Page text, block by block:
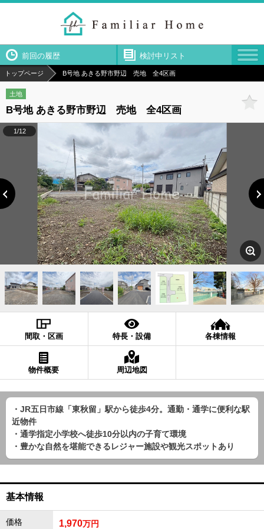
前回の履歴 検討中リスト
トップページ B号地 あきる野市野辺 売地 全4区画
土地
B号地 あきる野市野辺 売地 全4区画
1/12
間取・区画 特長・設備 各棟情報
物件概要 周辺地図
・JR五日市線「東秋留」駅から徒歩4分。通勤・通学に便利な駅
近物件
・通学指定小学校へ徒歩10分以内の子育て環境
・豊かな自然を堪能できるレジャー施設や観光スポットあり
基本情報
価格 1,970万円